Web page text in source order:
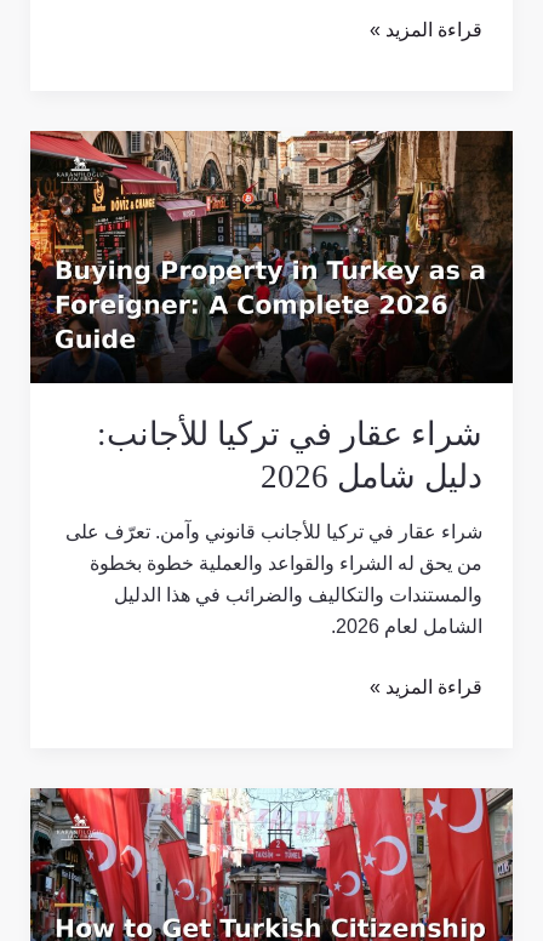
قراءة المزيد »
شراء عقار في تركيا للأجانب:
دليل شامل 2026
شراء عقار في تركيا للأجانب قانوني وآمن. تعرّف على
من يحق له الشراء والقواعد والعملية خطوة بخطوة
والمستندات والتكاليف والضرائب في هذا الدليل
الشامل لعام 2026.
شراء
عقار
في
تركيا
للأجانب:
دليل
شامل
2026
قراءة المزيد »
الجنسية
التركية
عن
طريق
الاستثمار: